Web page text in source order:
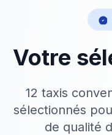
Votre
12 taxis
sélectionnés
de qualité